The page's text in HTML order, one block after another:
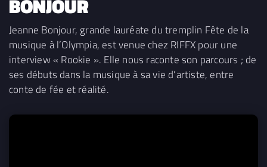
BONJOUR
Jeanne Bonjour, grande lauréate du tremplin Fête de la
musique à l’Olympia, est venue chez RIFFX pour une
interview « Rookie ». Elle nous raconte son parcours ; de
ses débuts dans la musique à sa vie d’artiste, entre
conte de fée et réalité.